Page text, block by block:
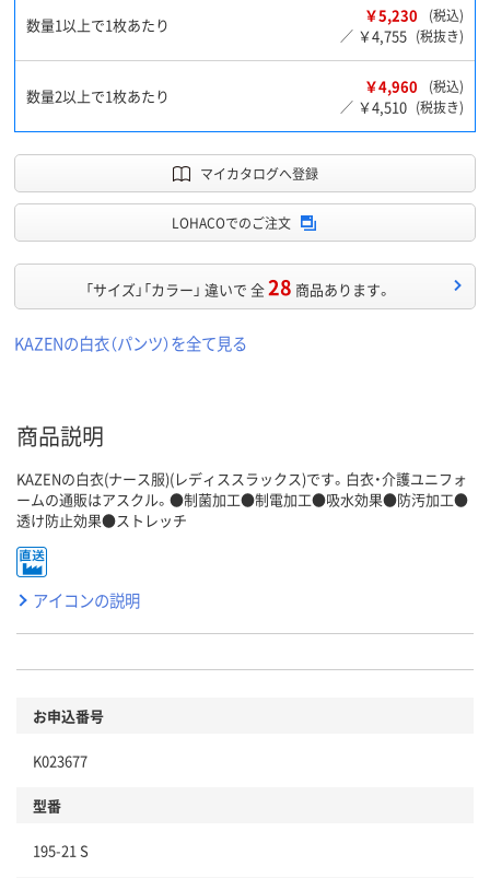
数量1以上で1枚あたり ￥5,230
(税込)
／ ￥4,755 (税抜き)
数量2以上で1枚あたり ￥4,960
(税込)
／ ￥4,510 (税抜き)
マイカタログへ登録
LOHACOでのご注文
「サイズ」「カラー」 違いで 全28 商品あります。
KAZENの白衣（パンツ）を全て見る
商品説明
KAZENの白衣(ナース服)(レディススラックス)です。白衣・介護ユニフォ
ームの通販はアスクル。●制菌加工●制電加工●吸水効果●防汚加工●
透け防止効果●ストレッチ
アイコンの説明
お申込番号
K023677
型番
195-21 S